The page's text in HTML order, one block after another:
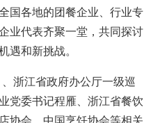
国各地的团餐企业、行业专
业代表齐聚一堂，共同探讨
遇和新挑战。
浙江省政府办公厅一级巡
党委书记程雁、浙江省餐饮
协会、中国烹饪协会等相关